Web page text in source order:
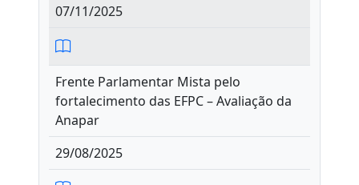
07/11/2025
Frente Parlamentar Mista pelo
fortalecimento das EFPC – Avaliação da
Anapar
29/08/2025